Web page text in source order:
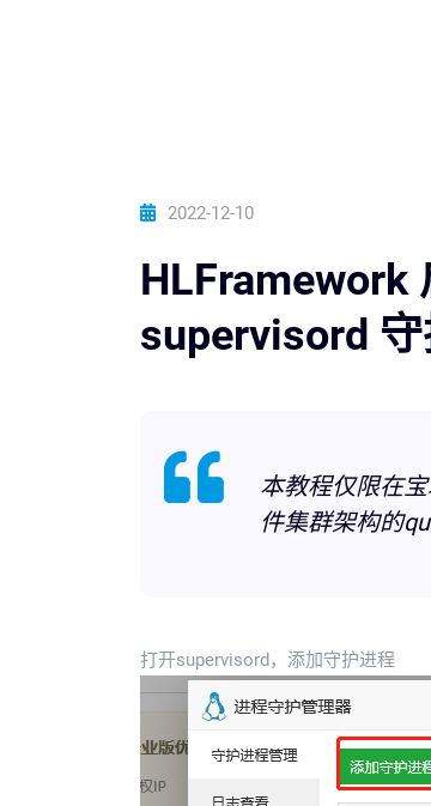
2022-12-10
HLFramework
supervisord
本教程仅限在
件集群架构的
打开supervisord，添加守护进程